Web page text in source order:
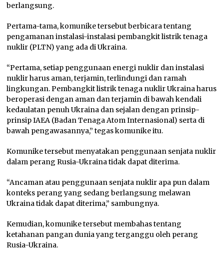
berlangsung.
Pertama-tama, komunike tersebut berbicara tentang
pengamanan instalasi-instalasi pembangkit listrik tenaga
nuklir (PLTN) yang ada di Ukraina.
“Pertama, setiap penggunaan energi nuklir dan instalasi
nuklir harus aman, terjamin, terlindungi dan ramah
lingkungan. Pembangkit listrik tenaga nuklir Ukraina harus
beroperasi dengan aman dan terjamin di bawah kendali
kedaulatan penuh Ukraina dan sejalan dengan prinsip-
prinsip IAEA (Badan Tenaga Atom Internasional) serta di
bawah pengawasannya,” tegas komunike itu.
Komunike tersebut menyatakan penggunaan senjata nuklir
dalam perang Rusia-Ukraina tidak dapat diterima.
“Ancaman atau penggunaan senjata nuklir apa pun dalam
konteks perang yang sedang berlangsung melawan
Ukraina tidak dapat diterima,” sambungnya.
Kemudian, komunike tersebut membahas tentang
ketahanan pangan dunia yang terganggu oleh perang
Rusia-Ukraina.